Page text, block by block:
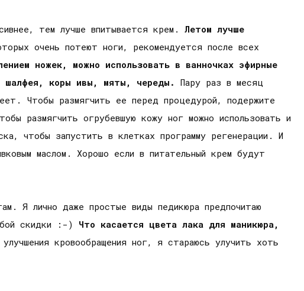
тем лучше впитывается крем. Летом лучше
очень потеют ноги, рекомендуется после всех
ножек, можно использовать в ванночках эфирные
шалфея, коры ивы, мяты, череды. Пару раз в месяц
Чтобы размягчить ее перед процедурой, подержите
размягчить огрубевшую кожу ног можно использовать и
чтобы запустить в клетках программу регенерации. И
маслом. Хорошо если в питательный крем будут
Я лично даже простые виды педикюра предпочитаю
скидки :-) Что касается цвета лака для маникюра,
кровообращения ног, я стараюсь улучить хоть